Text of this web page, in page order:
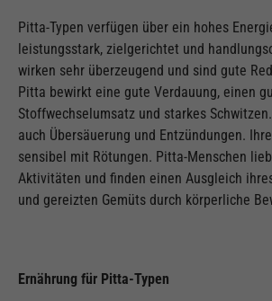
Pitta-Typen verfügen über ein hohes
leistungsstark, zielgerichtet und
wirken sehr überzeugend und sind gute
Pitta bewirkt eine gute Verdauung, einen
Stoffwechselumsatz und starkes
auch Übersäuerung und Entzündungen.
sensibel mit Rötungen. Pitta-Menschen
Aktivitäten und finden einen Ausgleich
und gereizten Gemüts durch körperliche
Ernährung für Pitta-Typen